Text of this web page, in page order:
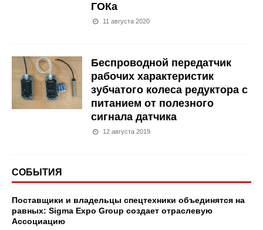
ГОКа
11 августа 2020
Беспроводной передатчик
рабочих характеристик
зубчатого колеса редуктора с
питанием от полезного
сигнала датчика
12 августа 2019
СОБЫТИЯ
Поставщики и владельцы спецтехники объединятся на
равных: Sigma Expo Group создает отраслевую
Ассоциацию